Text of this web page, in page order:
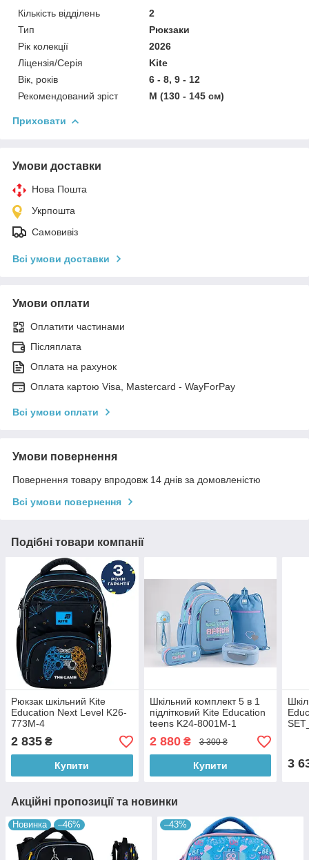
Кількість відділень
2
Тип
Рюкзаки
Рік колекції
2026
Ліцензія/Серія
Kite
Вік, років
6 - 8, 9 - 12
Рекомендований зріст
M (130 - 145 см)
Приховати
Умови доставки
Нова Пошта
Укрпошта
Самовивіз
Всі умови доставки
Умови оплати
Оплатити частинами
Післяплата
Оплата на рахунок
Оплата картою Visa, Mastercard - WayForPay
Всі умови оплати
Умови повернення
Повернення товару впродовж 14 днів за домовленістю
Всі умови повернення
Подібні товари компанії
Рюкзак шкільний Kite
Education Next Level K26-
773M-4
2 835 ₴
Купити
Шкільний комплект 5 в 1
підлітковий Kite Education
teens K24-8001M-1
2 880₴ 3 300 ₴
Купити 3
Акційні пропозиції та новинки
Новинка –46% –43%